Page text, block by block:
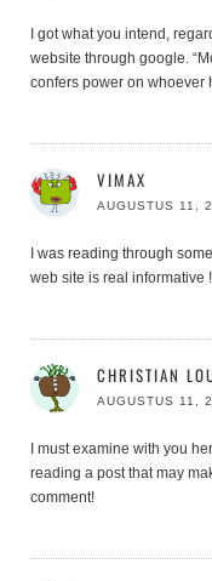
I got what you intend,
website through google.
confers power on whoever
VIMAX
AUGUSTUS 11,
I was reading through
web site is real informative
CHRISTIAN
AUGUSTUS 11,
I must examine with you
reading a post that may
comment!